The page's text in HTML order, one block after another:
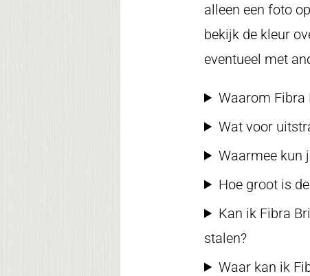
alleen een foto
bekijk de kleur
eventueel met
Waarom Fibra
Wat voor
Waarmee kun
Hoe groot is
Kan ik Fibra
stalen?
Waar kan ik